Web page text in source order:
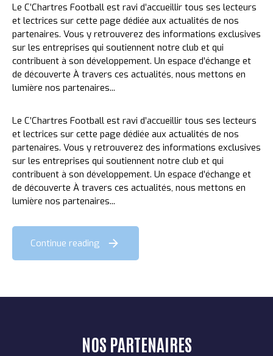
Le C’Chartres Football est ravi d’accueillir tous ses lecteurs
et lectrices sur cette page dédiée aux actualités de nos
partenaires. Vous y retrouverez des informations exclusives
sur les entreprises qui soutiennent notre club et qui
contribuent à son développement. Un espace d’échange et
de découverte À travers ces actualités, nous mettons en
lumière nos partenaires...
Le C’Chartres Football est ravi d’accueillir tous ses lecteurs
et lectrices sur cette page dédiée aux actualités de nos
partenaires. Vous y retrouverez des informations exclusives
sur les entreprises qui soutiennent notre club et qui
contribuent à son développement. Un espace d’échange et
de découverte À travers ces actualités, nous mettons en
lumière nos partenaires...
Continue reading
NOS PARTENAIRES